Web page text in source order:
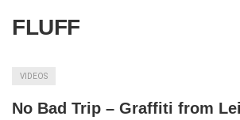
FLUFF
VIDEOS
No Bad Trip – Graffiti from